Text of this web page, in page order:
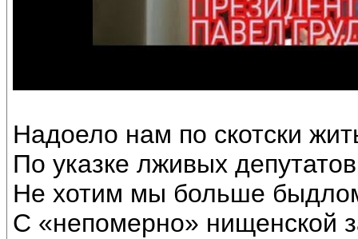
Надоело нам по скотски
По указке лживых депутатов
Не хотим мы больше
С «непомерно» нищенской